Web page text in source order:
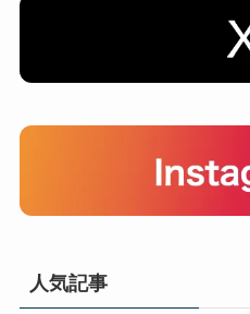
人気記事